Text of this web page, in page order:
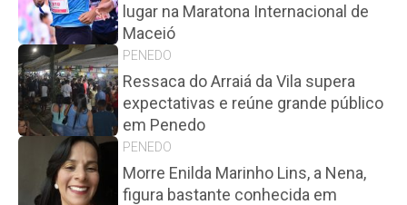
lugar na Maratona Internacional de
Maceió
PENEDO
Ressaca do Arraiá da Vila supera
expectativas e reúne grande público
em Penedo
PENEDO
Morre Enilda Marinho Lins, a Nena,
figura bastante conhecida em